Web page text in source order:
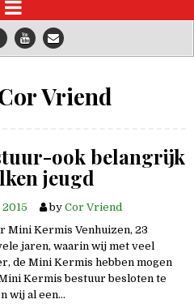
Vriend
ook belangrijk
jeugd
by Cor Vriend
Mini Kermis Venhuizen, 23
jaren, waarin wij met veel
de Mini Kermis hebben mogen
Kermis bestuur besloten te
wij al een…